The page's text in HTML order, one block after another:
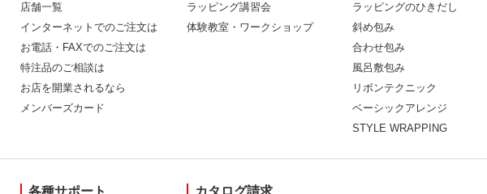
店舗一覧
インターネットでのご注文は
お電話・FAXでのご注文は
特注品のご相談は
お店を開業されるなら
メンバーズカード
ラッピング講習会
体験教室・ワークショップ
ラッピングのひきだし
斜め包み
合わせ包み
風呂敷包み
リボンテクニック
ベーシックアレンジ
STYLE WRAPPING
各種サポート カタログ請求